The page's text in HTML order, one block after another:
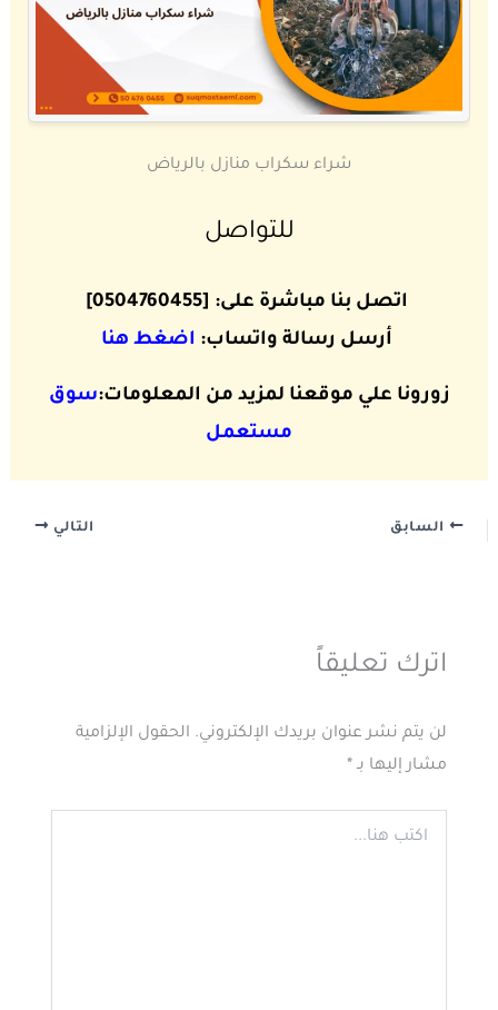
شراء سكراب منازل بالرياض
للتواصل
اتصل بنا مباشرة على: [0504760455]
أرسل رسالة واتساب: اضغط هنا
زورونا علي موقعنا لمزيد من المعلومات:سوق
مستعمل
السابق التالي
اترك تعليقاً
لن يتم نشر عنوان بريدك الإلكتروني. الحقول الإلزامية
مشار إليها بـ*
هنا...